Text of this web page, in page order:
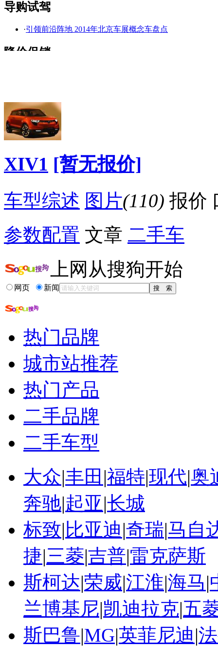
看赛车宝贝争奇斗
车模美腿爆乳无惧
导购试驾
·引领前沿阵地 2014年北京车展概念车盘点
降价促销
XIV1 [暂无报价]
车型综述 图片(110) 报价
参数配置 文章 二手车
上网从搜狗开始
网页 新闻
热门品牌
城市站推荐
热门产品
二手品牌
二手车型
大众|丰田 |福特|现代|奥
奔驰|起亚|长城
标致| 比亚迪|奇瑞|马自
捷|三菱|吉普|雷克萨斯
斯柯达|荣威|江淮|海马|
兰博基尼|凯迪拉克|五
斯巴鲁|MG|英菲尼迪|